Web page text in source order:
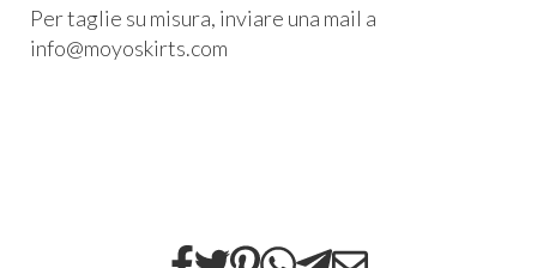
Per taglie su misura, inviare una mail a
info@moyoskirts.com